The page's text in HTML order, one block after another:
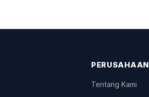
PERUSAHAAN
Tentang Kami